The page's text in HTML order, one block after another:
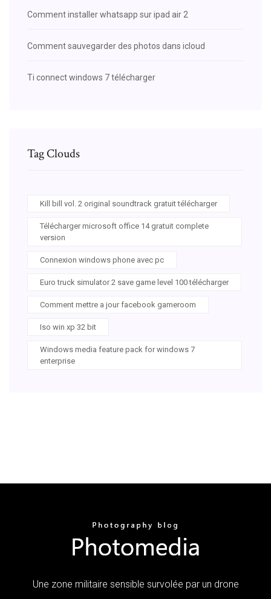
Comment installer whatsapp sur ipad air 2
Comment sauvegarder des photos dans icloud
Ti connect windows 7 télécharger
Tag Clouds
Kill bill vol. 2 original soundtrack gratuit télécharger
Télécharger microsoft office 14 gratuit complete
version
Connexion windows phone avec pc
Euro truck simulator 2 save game level 100 télécharger
Comment mettre a jour facebook gameroom
Iso win xp 32 bit
Windows media feature pack for windows 7
enterprise
Une zone militaire sensible survolée par un drone